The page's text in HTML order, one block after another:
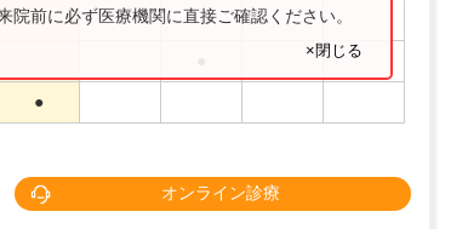
●
●
前に必ず医療機関に直接ご確認ください。
×閉じる
オンライン診療